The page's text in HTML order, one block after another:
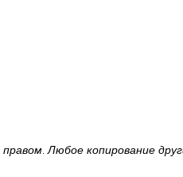
Любое копирование